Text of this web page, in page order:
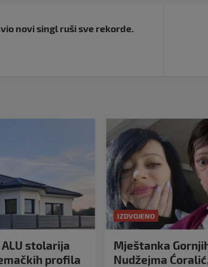
novi singl ruši sve rekorde.
ALU stolarija
profila
IZDVOJENO
Mještanka
Nudžejma